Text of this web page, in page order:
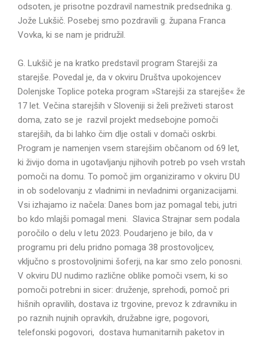
odsoten, je prisotne pozdravil namestnik predsednika g.
Jože Lukšič. Posebej smo pozdravili g. župana Franca
Vovka, ki se nam je pridružil.
G. Lukšič je na kratko predstavil program Starejši za
starejše. Povedal je, da v okviru Društva upokojencev
Dolenjske Toplice poteka program »Starejši za starejše« že
17 let. Večina starejših v Sloveniji si želi preživeti starost
doma, zato se je razvil projekt medsebojne pomoči
starejših, da bi lahko čim dlje ostali v domači oskrbi.
Program je namenjen vsem starejšim občanom od 69 let,
ki živijo doma in ugotavljanju njihovih potreb po vseh vrstah
pomoči na domu. To pomoč jim organiziramo v okviru DU
in ob sodelovanju z vladnimi in nevladnimi organizacijami.
Vsi izhajamo iz načela: Danes bom jaz pomagal tebi, jutri
bo kdo mlajši pomagal meni. Slavica Strajnar sem podala
poročilo o delu v letu 2023. Poudarjeno je bilo, da v
programu pri delu pridno pomaga 38 prostovoljcev,
vključno s prostovoljnimi šoferji, na kar smo zelo ponosni.
V okviru DU nudimo različne oblike pomoči vsem, ki so
pomoči potrebni in sicer: druženje, sprehodi, pomoč pri
hišnih opravilih, dostava iz trgovine, prevoz k zdravniku in
po raznih nujnih opravkih, družabne igre, pogovori,
telefonski pogovori, dostava humanitarnih paketov in